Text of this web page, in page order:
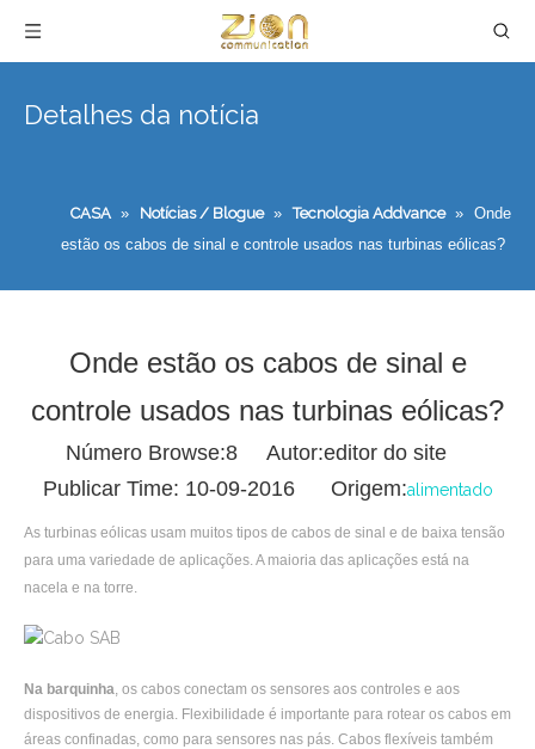
Detalhes da notícia
CASA » Notícias / Blogue » Tecnologia Addvance » Onde
estão os cabos de sinal e controle usados ​​nas turbinas eólicas?
Onde estão os cabos de sinal e
controle usados ​​nas turbinas eólicas?
Número Browse:8Autor:editor do site
Publicar Time: 10-09-2016 Origem:alimentado
As turbinas eólicas usam muitos tipos de cabos de sinal e de baixa tensão
para uma variedade de aplicações. A maioria das aplicações está na
nacela e na torre.
Na barquinha, os cabos conectam os sensores aos controles e aos
dispositivos de energia. Flexibilidade é importante para rotear os cabos em
áreas confinadas, como para sensores nas pás. Cabos flexíveis também